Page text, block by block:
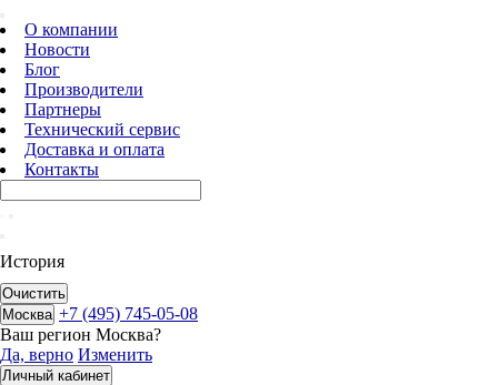
О компании
Новости
Блог
Производители
Партнеры
Технический сервис
Доставка и оплата
Контакты
История
Очистить
Москва +7 (495) 745-05-08
Ваш регион Москва?
Да, верно Изменить
Личный кабинет